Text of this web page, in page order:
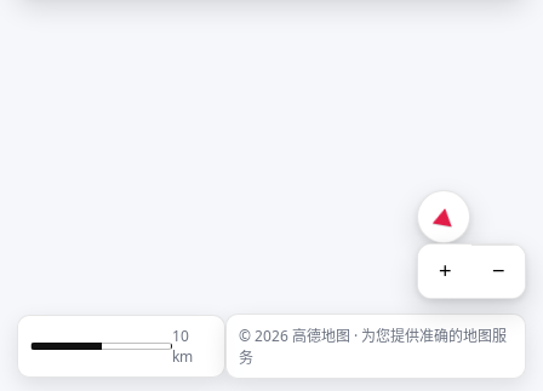
+ −
10
km
© 2026 高德地图 · 为您提供准确的地图服
务